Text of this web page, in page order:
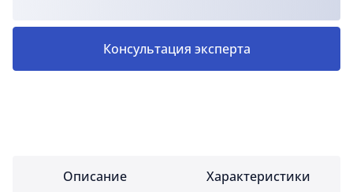
Консультация эксперта
Описание Характеристики